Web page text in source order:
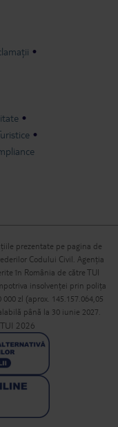
prezentate pe pagina de
Codului Civil. Agenția
în România de către TUI
insolvenței prin polița
zl (aprox. 145.157.064,05
până la 30 iunie 2027.
2026